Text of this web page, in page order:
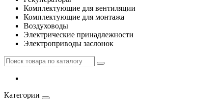
Комплектующие для вентиляции
Комплектующие для монтажа
Воздуховоды
Электрические принадлежности
Электроприводы заслонок
Категории